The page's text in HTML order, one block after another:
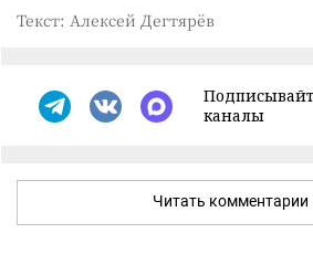
Текст: Алексей Дегтярёв
каналы
Читать комментарии